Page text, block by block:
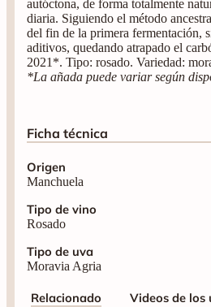
autóctona, de forma totalmente
diaria. Siguiendo el método
del fin de la primera fermentación,
aditivos, quedando atrapado el
2021*. Tipo: rosado. Variedad:
*La añada puede variar según
Ficha técnica
Origen
Manchuela
Tipo de vino
Rosado
Tipo de uva
Moravia Agria
Relacionado Videos de los